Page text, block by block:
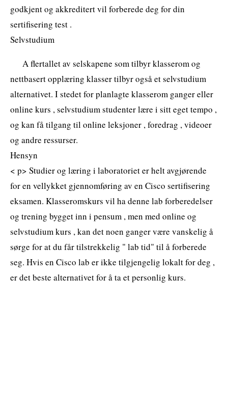
godkjent og akkreditert vil forberede deg for din
sertifisering test .
Selvstudium
A flertallet av selskapene som tilbyr klasserom og
nettbasert opplæring klasser tilbyr også et selvstudium
alternativet. I stedet for planlagte klasserom ganger eller
online kurs , selvstudium studenter lære i sitt eget tempo ,
og kan få tilgang til online leksjoner , foredrag , videoer
og andre ressurser.
Hensyn
< p> Studier og læring i laboratoriet er helt avgjørende
for en vellykket gjennomføring av en Cisco sertifisering
eksamen. Klasseromskurs vil ha denne lab forberedelser
og trening bygget inn i pensum , men med online og
selvstudium kurs , kan det noen ganger være vanskelig å
sørge for at du får tilstrekkelig " lab tid" til å forberede
seg. Hvis en Cisco lab er ikke tilgjengelig lokalt for deg ,
er det beste alternativet for å ta et personlig kurs.